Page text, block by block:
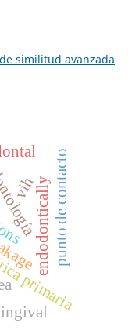
similitud avanzada
endodonticallypunto de contacto
vih